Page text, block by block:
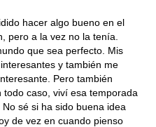
hacer algo bueno en el
pero a la vez no la tenía.
que sea perfecto. Mis
y también me
Pero también
caso, viví esa temporada
sé si ha sido buena idea
de vez en cuando pienso